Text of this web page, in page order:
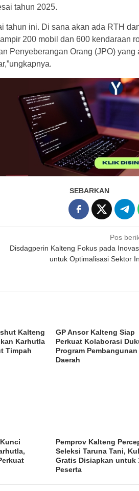
tahun 2025.
tahun ini. Di sana akan ada RTH
200 mobil dan 600 kendaraan
Penyeberangan Orang (JPO) yang
SEBARKAN
Pos
Disdagperin Kalteng Fokus pada
untuk Optimalisasi Sektor
Kalteng
Karhutla
Timpah
GP Ansor Kalteng Siap
Perkuat Kolaborasi
Program Pembangunan
Daerah
Pemprov Kalteng
Seleksi Taruna Tani,
Gratis Disiapkan untuk
Peserta